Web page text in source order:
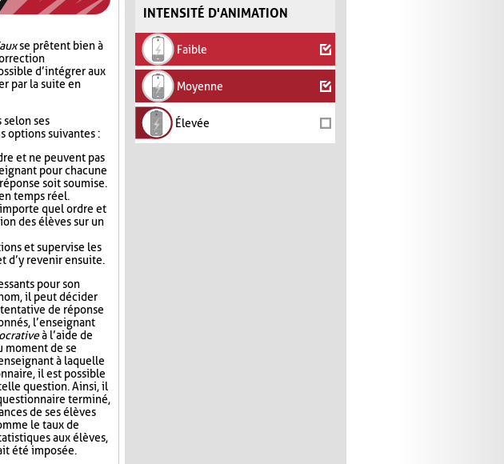
INTENSITÉ D'ANIMATION
Faible
Moyenne
Élevée
se prêtent bien à
d’intégrer aux
par la suite en
ses
options suivantes :
et ne peuvent pas
pour chacune
soit soumise.
temps réel.
quel ordre et
des élèves sur un
et supervise les
d’y revenir ensuite.
pour son
il peut décider
de réponse
l’enseignant
à l’aide de
de se
à laquelle
il est possible
question. Ainsi, il
terminé,
de ses élèves
le taux de
aux élèves,
été imposée.